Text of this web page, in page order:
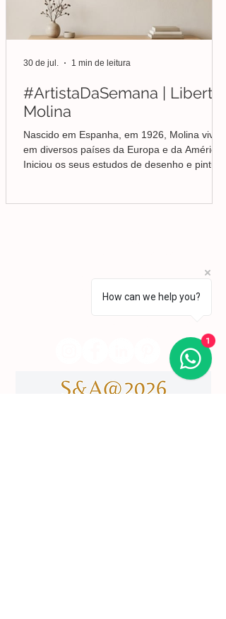
#ArtistaDaSemana | Liberto
Molina
Nascido em Espanha, em 1926, Molina viveu
em diversos países da Europa e da América.
Iniciou os seus estudos de desenho e pintura
30 de jul. 1 min de leitura
(+351) 211 926 120
(Chamada para uma rede fixa nacional)
How can we help you?
1